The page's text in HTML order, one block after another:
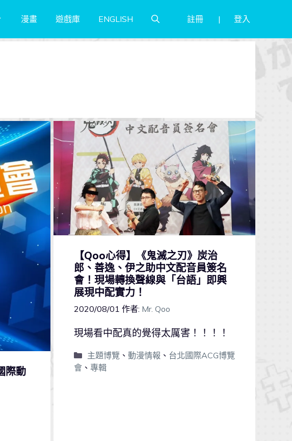
漫畫 遊戲庫 ENGLISH 註冊 登入
際動
【Qoo心得】《鬼滅之刃》炭治
郎、善逸、伊之助中文配音員簽名
會！現場轉換聲線與「台語」即興
展現中配實力！
2020/08/01 作者: Mr. Qoo
現場看中配真的覺得太厲害！！！！
主題博覽、 動漫情報 、 台北國際ACG博覽
會 、 專輯